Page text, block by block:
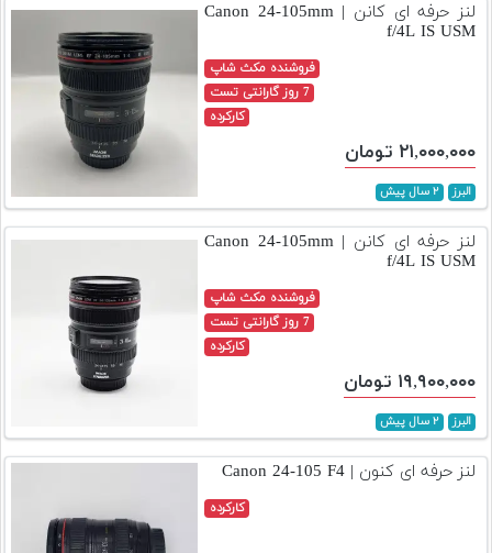
لنز حرفه ای کانن | Canon 24-105mm
f/4L IS USM
فروشنده مکث شاپ
7 روز گارانتی تست
کارکرده
۲۱,۰۰۰,۰۰۰ تومان
البرز ۲ سال پیش
لنز حرفه ای کانن | Canon 24-105mm
f/4L IS USM
فروشنده مکث شاپ
7 روز گارانتی تست
کارکرده
۱۹,۹۰۰,۰۰۰ تومان
البرز ۲ سال پیش
لنز حرفه ای کنون | Canon 24-105 F4
کارکرده